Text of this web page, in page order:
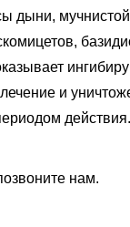
дыни,
и
действия.
нам.